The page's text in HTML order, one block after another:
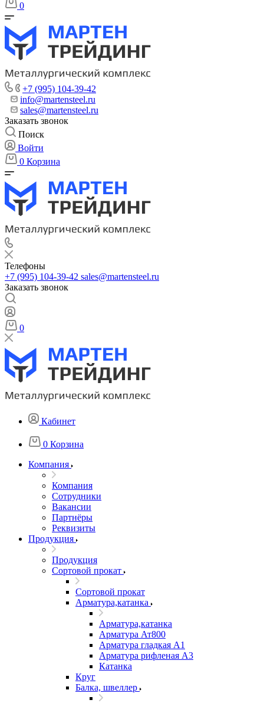
0
+7 (995) 104-39-42
info@martensteel.ru
sales@martensteel.ru
Заказать звонок
Поиск
Войти
0 Корзина
Телефоны
+7 (995) 104-39-42 sales@martensteel.ru
Заказать звонок
0
Кабинет
0 Корзина
Компания
Компания
Сотрудники
Вакансии
Партнёры
Реквизиты
Продукция
Продукция
Сортовой прокат
Сортовой прокат
Арматура,катанка
Арматура,катанка
Арматура Ат800
Арматура гладкая А1
Арматура рифленая А3
Катанка
Круг
Балка, швеллер